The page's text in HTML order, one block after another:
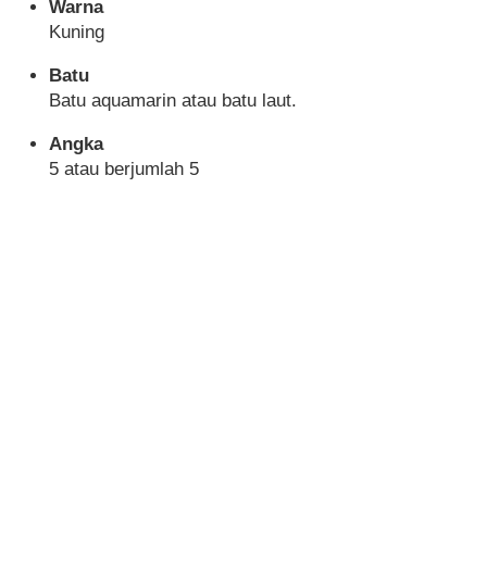
Warna
Kuning
Batu
Batu aquamarin atau batu laut.
Angka
5 atau berjumlah 5